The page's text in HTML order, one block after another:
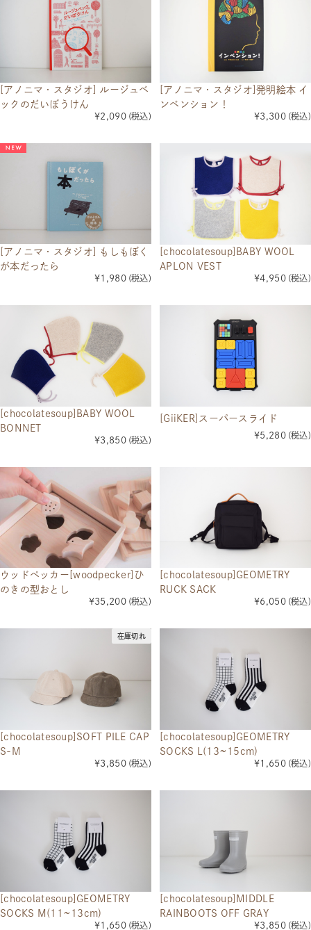
[アノニマ・スタジオ] ルージュベ
ックのだいぼうけん
¥2,090 (税込)
[アノニマ・スタジオ]発明絵本 イ
ンベンション！
¥3,300 (税込)
[アノニマ・スタジオ] もしもぼく
が本だったら
¥1,980 (税込)
[chocolatesoup]BABY WOOL
APLON VEST
¥4,950 (税込)
[chocolatesoup]BABY WOOL
BONNET
¥3,850 (税込)
[GiiKER]スーパースライド
¥5,280 (税込)
ウッドペッカー[woodpecker]ひ
のきの型おとし
¥35,200 (税込)
[chocolatesoup]GEOMETRY
RUCK SACK
¥6,050 (税込)
[chocolatesoup]SOFT PILE CAP
S-M
¥3,850 (税込)
在庫切れ
[chocolatesoup]GEOMETRY
SOCKS L(13~15cm)
¥1,650 (税込)
[chocolatesoup]GEOMETRY
SOCKS M(11~13cm)
¥1,650 (税込)
[chocolatesoup]MIDDLE
RAINBOOTS OFF GRAY
¥3,850 (税込)